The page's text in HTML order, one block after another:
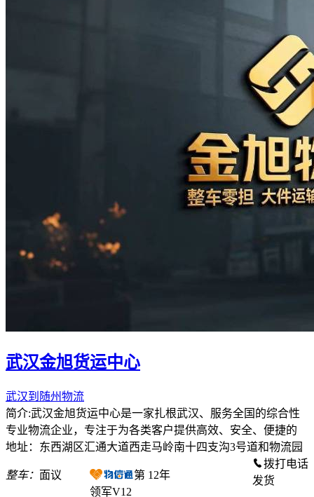
武汉金旭货运中心
武汉到随州物流
简介:武汉金旭货运中心是一家扎根武汉、服务全国的综合性
专业物流企业，专注于为各类客户提供高效、安全、便捷的
地址：东西湖区汇通大道西走马岭南十四支沟3号道和物流园
整车： 面议 第 12年
领军V12
拨打电话
发货